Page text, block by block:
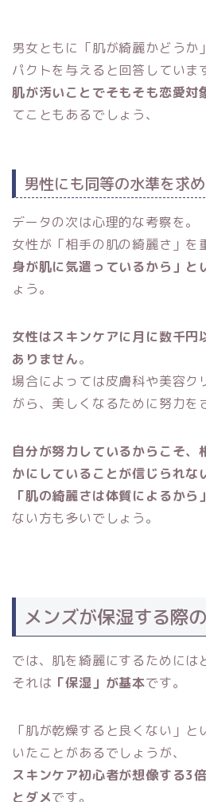
男女ともに「肌が綺麗かどうか
パクトを与えると回答していま
肌が汚いことでそもそも恋愛対
てこともあるでしょう、
男性にも同等の水準を求
データの次は心理的な考察を。
女性が「相手の肌の綺麗さ」を
身が肌に気遣っているから」と
ょう。
女性はスキンケアに月に数千円
ありません。
場合によっては皮膚科や美容ク
がら、美しくなるために努力を
自分が努力しているからこそ、
かにしていることが信じられな
「肌の綺麗さは体質によるから」
ない方も多いでしょう。
メンズが保湿する際
では、肌を綺麗にするためには
それは 「保湿」が基本です。
「肌が乾燥すると良くない」
いたことがあるでしょうが、
スキンケア初心者が想像する3
とダメです。